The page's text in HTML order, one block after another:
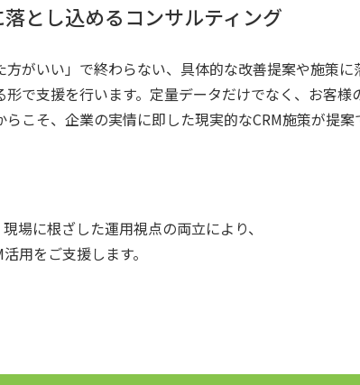
とし込めるコンサルティング
方がいい」で終わらない、具体的な改善提案や施策
形で支援を行います。定量データだけでなく、お客様
らこそ、企業の実情に即した現実的なCRM施策が提案
場に根ざした運用視点の両立により、
用をご支援します。